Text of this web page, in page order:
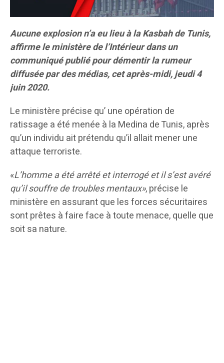
Aucune explosion n’a eu lieu à la Kasbah de Tunis,
affirme le ministère de l’Intérieur dans un
communiqué publié pour démentir la rumeur
diffusée par des médias, cet après-midi, jeudi 4
juin 2020.
Le ministère précise qu’ une opération de
ratissage a été menée à la Medina de Tunis, après
qu’un individu ait prétendu qu’il allait mener une
attaque terroriste.
«L’homme a été arrêté et interrogé et il s’est avéré
qu’il souffre de troubles mentaux», précise le
ministère en assurant que les forces sécuritaires
sont prêtes à faire face à toute menace, quelle que
soit sa nature.